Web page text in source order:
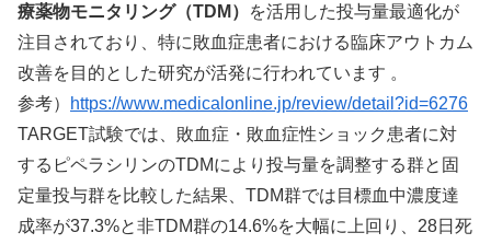
療薬物モニタリング（TDM）
を活用した投与量最適化が
注目されており、特に敗血症患者における臨床アウトカム
改善を目的とした研究が活発に行われています 。
参考）
https://www.medicalonline.jp/review/detail?id=6276
TARGET試験では、敗血症・敗血症性ショック患者に対
するピペラシリンのTDMにより投与量を調整する群と固
定量投与群を比較した結果、TDM群では目標血中濃度達
成率が37.3%と非TDM群の14.6%を大幅に上回り、28日死